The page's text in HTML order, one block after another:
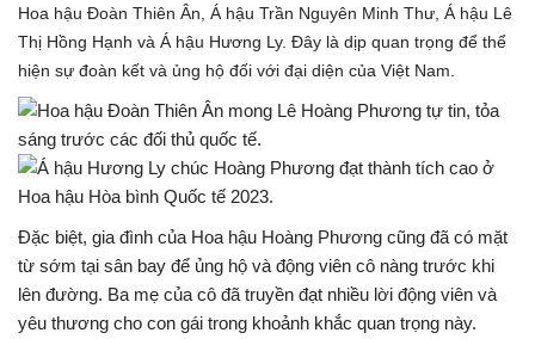
Hoa hậu Đoàn Thiên Ân, Á hậu Trần Nguyên Minh Thư, Á hậu Lê
Thị Hồng Hạnh và Á hậu Hương Ly. Đây là dịp quan trọng để thể
hiện sự đoàn kết và ủng hộ đối với đại diện của Việt Nam.
Đặc biệt, gia đình của Hoa hậu Hoàng Phương cũng đã có mặt
từ sớm tại sân bay để ủng hộ và động viên cô nàng trước khi
lên đường. Ba mẹ của cô đã truyền đạt nhiều lời động viên và
yêu thương cho con gái trong khoảnh khắc quan trọng này.